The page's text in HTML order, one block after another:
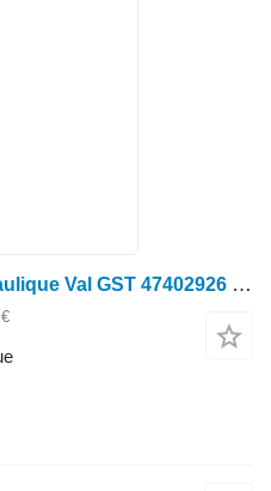
Autre pièce détachée hydraulique Val GST 47402926 pour moissonneuse-batteuse Case IH 6140